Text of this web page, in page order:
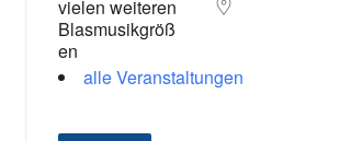
alle Veranstaltungen